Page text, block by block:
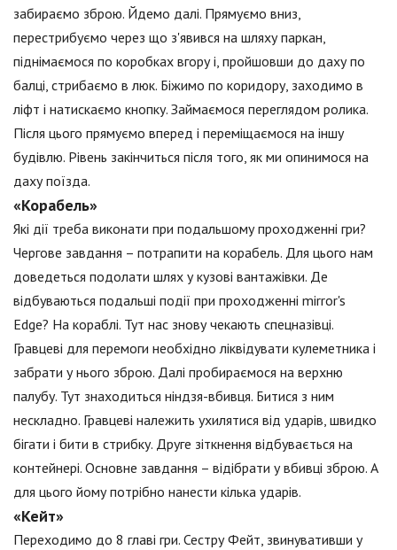
забираємо зброю. Йдемо далі. Прямуємо вниз,
перестрибуємо через що з'явився на шляху паркан,
піднімаємося по коробках вгору і, пройшовши до даху по
балці, стрибаємо в люк. Біжимо по коридору, заходимо в
ліфт і натискаємо кнопку. Займаємося переглядом ролика.
Після цього прямуємо вперед і переміщаємося на іншу
будівлю. Рівень закінчиться після того, як ми опинимося на
даху поїзда.
«Корабель»
Які дії треба виконати при подальшому проходженні гри?
Чергове завдання – потрапити на корабель. Для цього нам
доведеться подолати шлях у кузові вантажівки. Де
відбуваються подальші події при проходженні mirror's
Edge? На кораблі. Тут нас знову чекають спецназівці.
Гравцеві для перемоги необхідно ліквідувати кулеметника і
забрати у нього зброю. Далі пробираємося на верхню
палубу. Тут знаходиться ніндзя-вбивця. Битися з ним
нескладно. Гравцеві належить ухилятися від ударів, швидко
бігати і бити в стрибку. Друге зіткнення відбувається на
контейнері. Основне завдання – відібрати у вбивці зброю. А
для цього йому потрібно нанести кілька ударів.
«Кейт»
Переходимо до 8 главі гри. Сестру Фейт, звинувативши у